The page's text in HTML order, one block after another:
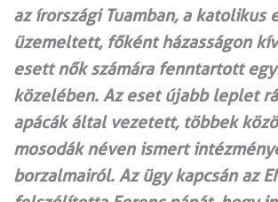
az írországi Tuamban, a katolikus
üzemeltett, főként házasságon
esett nők számára fenntartott
közelében. Az eset újabb leplet
apácák által vezetett, többek
mosodák néven ismert
borzalmairól. Az ügy kapcsán az